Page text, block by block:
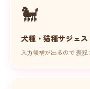
🐩
犬種・猫種サジェス
入力候補が出るので 表